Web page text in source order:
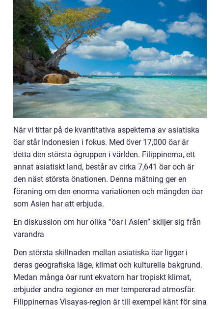
När vi tittar på de kvantitativa aspekterna av asiatiska
öar står Indonesien i fokus. Med över 17,000 öar är
detta den största ögruppen i världen. Filippinerna, ett
annat asiatiskt land, består av cirka 7,641 öar och är
den näst största önationen. Denna mätning ger en
föraning om den enorma variationen och mängden öar
som Asien har att erbjuda.
En diskussion om hur olika ”öar i Asien” skiljer sig från
varandra
Den största skillnaden mellan asiatiska öar ligger i
deras geografiska läge, klimat och kulturella bakgrund.
Medan många öar runt ekvatorn har tropiskt klimat,
erbjuder andra regioner en mer tempererad atmosfär.
Filippinernas Visayas-region är till exempel känt för sina